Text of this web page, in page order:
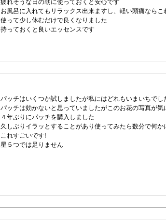
疲れそうな日の朝に使っておくと安心です
お風呂に入れてもリラックス出来ますし、軽い頭痛ならこ
使って少し休むだけで良くなりました
パッチはいくつか試しましたが私にはどれもいまいちでし
パッチは効かないと思っていましたがこのお花の写真が気
４年ぶりにパッチを購入しました
久しぶりイラッとすることがあり使ってみたら数分で何
これすごいです!